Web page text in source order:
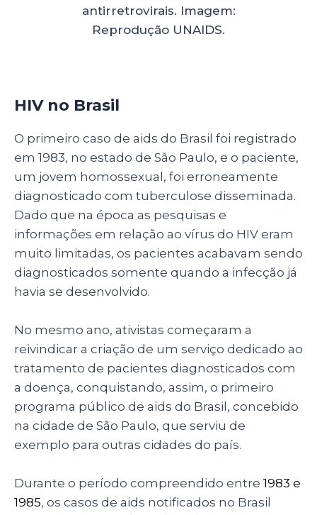
antirretrovirais. Imagem:
Reprodução UNAIDS.
HIV no Brasil
O primeiro caso de aids do Brasil foi registrado
em 1983, no estado de São Paulo, e o paciente,
um jovem homossexual, foi erroneamente
diagnosticado com tuberculose disseminada.
Dado que na época as pesquisas e
informações em relação ao vírus do HIV eram
muito limitadas, os pacientes acabavam sendo
diagnosticados somente quando a infecção já
havia se desenvolvido.
No mesmo ano, ativistas começaram a
reivindicar a criação de um serviço dedicado ao
tratamento de pacientes diagnosticados com
a doença, conquistando, assim, o primeiro
programa público de aids do Brasil, concebido
na cidade de São Paulo, que serviu de
exemplo para outras cidades do país.
Durante o período compreendido entre 1983 e
1985, os casos de aids notificados no Brasil